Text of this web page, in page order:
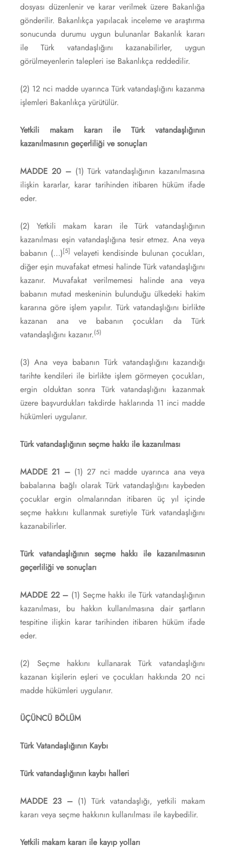
dosyası düzenlenir ve karar verilmek üzere Bakanlığa
gönderilir. Bakanlıkça yapılacak inceleme ve araştırma
sonucunda durumu uygun bulunanlar Bakanlık kararı
ile Türk vatandaşlığını kazanabilirler, uygun
görülmeyenlerin talepleri ise Bakanlıkça reddedilir.
(2) 12 nci madde uyarınca Türk vatandaşlığını kazanma
işlemleri Bakanlıkça yürütülür.
Yetkili makam kararı ile Türk vatandaşlığının
kazanılmasının geçerliliği ve sonuçları
MADDE 20 –(1) Türk vatandaşlığının kazanılmasına
ilişkin kararlar, karar tarihinden itibaren hüküm ifade
eder.
(2) Yetkili makam kararı ile Türk vatandaşlığının
kazanılması eşin vatandaşlığına tesir etmez. Ana veya
babanın (…)[5] velayeti kendisinde bulunan çocukları,
diğer eşin muvafakat etmesi halinde Türk vatandaşlığını
kazanır. Muvafakat verilmemesi halinde ana veya
babanın mutad meskeninin bulunduğu ülkedeki hakim
kararına göre işlem yapılır. Türk vatandaşlığını birlikte
kazanan ana ve babanın çocukları da Türk
vatandaşlığını kazanır.(5)
(3) Ana veya babanın Türk vatandaşlığını kazandığı
tarihte kendileri ile birlikte işlem görmeyen çocukları,
ergin olduktan sonra Türk vatandaşlığını kazanmak
üzere başvurdukları takdirde haklarında 11 inci madde
hükümleri uygulanır.
Türk vatandaşlığının seçme hakkı ile kazanılması
MADDE 21 –(1) 27 nci madde uyarınca ana veya
babalarına bağlı olarak Türk vatandaşlığını kaybeden
çocuklar ergin olmalarından itibaren üç yıl içinde
seçme hakkını kullanmak suretiyle Türk vatandaşlığını
kazanabilirler.
Türk vatandaşlığının seçme hakkı ile kazanılmasının
geçerliliği ve sonuçları
MADDE 22 – (1) Seçme hakkı ile Türk vatandaşlığının
kazanılması, bu hakkın kullanılmasına dair şartların
tespitine ilişkin karar tarihinden itibaren hüküm ifade
eder.
(2) Seçme hakkını kullanarak Türk vatandaşlığını
kazanan kişilerin eşleri ve çocukları hakkında 20 nci
madde hükümleri uygulanır.
ÜÇÜNCÜ BÖLÜM
Türk Vatandaşlığının Kaybı
Türk vatandaşlığının kaybı halleri
MADDE 23 – (1) Türk vatandaşlığı, yetkili makam
kararı veya seçme hakkının kullanılması ile kaybedilir.
Yetkili makam kararı ile kayıp yolları